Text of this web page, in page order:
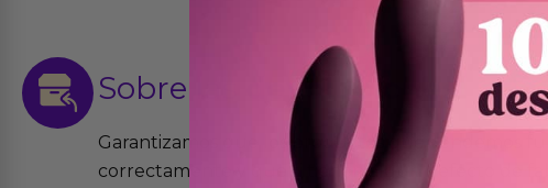
Sobre las devoluciones
Garantizamos que los productos que vendemos
correctamente y que si tienen algún defecto de